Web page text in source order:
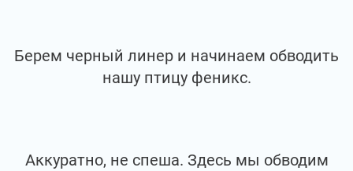
Берем черный линер и начинаем обводить
нашу птицу феникс.
Аккуратно, не спеша. Здесь мы обводим